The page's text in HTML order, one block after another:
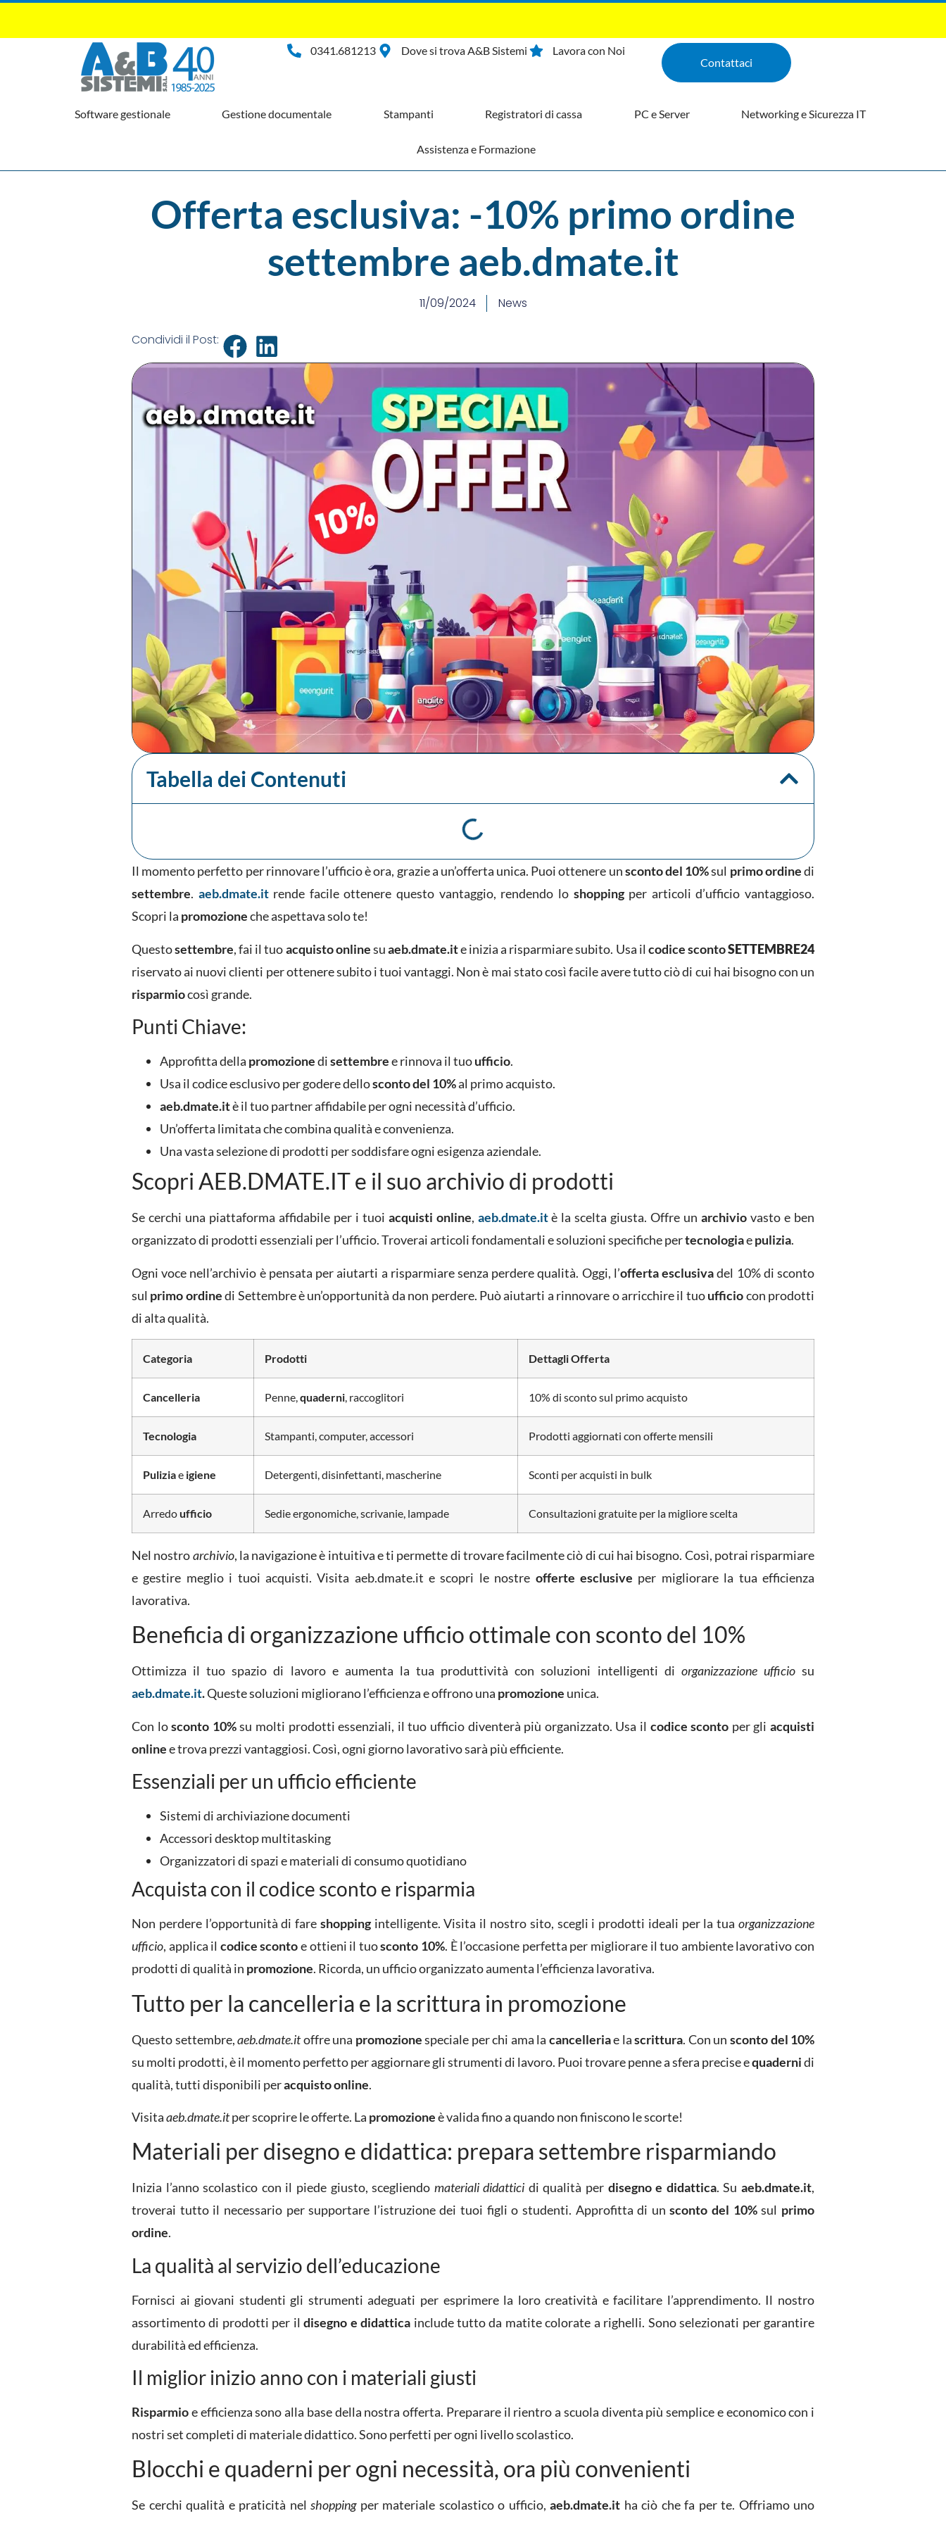
0341.681213 Dove si trova A&B Sistemi
Lavora con Noi
Contattaci
Software gestionale Gestione documentale Stampanti Registratori di cassa PC e Server Networking e Sicurezza IT
Assistenza e Formazione
Offerta esclusiva: -10% primo ordine
settembre aeb.dmate.it
11/09/2024 News
Condividi il Post:
Tabella dei Contenuti
Il momento perfetto per rinnovare l’ufficio è ora, grazie a un’offerta unica. Puoi ottenere unsconto del 10%sul primo ordinedi
settembre. aeb.dmate.itrende facile ottenere questo vantaggio, rendendo lo shoppingper articoli d’ufficio vantaggioso.
Scopri la promozioneche aspettava solo te!
Questosettembre, fai il tuoacquisto onlinesuaeb.dmate.ite inizia a risparmiare subito. Usa il codice scontoSETTEMBRE24
riservato ai nuovi clienti per ottenere subito i tuoi vantaggi. Non è mai stato così facile avere tutto ciò di cui hai bisogno con un
risparmiocosì grande.
Punti Chiave:
Approfitta della promozionedisettembree rinnova il tuoufficio.
Usa il codice esclusivo per godere dellosconto del 10%al primo acquisto.
aeb.dmate.itè il tuo partner affidabile per ogni necessità d’ufficio.
Un’offerta limitata che combina qualità e convenienza.
Una vasta selezione di prodotti per soddisfare ogni esigenza aziendale.
Scopri AEB.DMATE.IT e il suo archivio di prodotti
Se cerchi una piattaforma affidabile per i tuoi acquisti online, aeb.dmate.itè la scelta giusta. Offre unarchivio vasto e ben
organizzato di prodotti essenziali per l’ufficio. Troverai articoli fondamentali e soluzioni specifiche pertecnologiaepulizia.
Ogni voce nell’archivio è pensata per aiutarti a risparmiare senza perdere qualità. Oggi, l’offerta esclusivadel 10% di sconto
sul primo ordinedi Settembre è un’opportunità da non perdere. Può aiutarti a rinnovare o arricchire il tuoufficiocon prodotti
di alta qualità.
Categoria Prodotti Dettagli Offerta
Cancelleria Penne,quaderni, raccoglitori 10% di sconto sul primo acquisto
Tecnologia Stampanti, computer, accessori Prodotti aggiornati con offerte mensili
Puliziae igiene Detergenti, disinfettanti, mascherine Sconti per acquisti in bulk
Arredo ufficio Sedie ergonomiche, scrivanie, lampade Consultazioni gratuite per la migliore scelta
Nel nostroarchivio, la navigazione è intuitiva e ti permette di trovare facilmente ciò di cui hai bisogno. Così, potrai risparmiare
e gestire meglio i tuoi acquisti. Visita aeb.dmate.it e scopri le nostre offerte esclusive per migliorare la tua efficienza
lavorativa.
Beneficia di organizzazione ufficio ottimale con sconto del 10%
Ottimizza il tuo spazio di lavoro e aumenta la tua produttività con soluzioni intelligenti di organizzazione ufficiosu
aeb.dmate.it.Queste soluzioni migliorano l’efficienza e offrono una promozione unica.
Con losconto 10%su molti prodotti essenziali, il tuo ufficio diventerà più organizzato. Usa il codice sconto per gliacquisti
onlinee trova prezzi vantaggiosi. Così, ogni giorno lavorativo sarà più efficiente.
Essenziali per un ufficio efficiente
Sistemi di archiviazione documenti
Accessori desktop multitasking
Organizzatori di spazi e materiali di consumo quotidiano
Acquista con il codice sconto e risparmia
Non perdere l’opportunità di fare shoppingintelligente. Visita il nostro sito, scegli i prodotti ideali per la tuaorganizzazione
ufficio, applica il codice scontoe ottieni il tuosconto 10%. È l’occasione perfetta per migliorare il tuo ambiente lavorativo con
prodotti di qualità in promozione. Ricorda, un ufficio organizzato aumenta l’efficienza lavorativa.
Tutto per la cancelleria e la scrittura in promozione
Questo settembre,aeb.dmate.itoffre una promozionespeciale per chi ama la cancelleriae lascrittura. Con unsconto del 10%
su molti prodotti, è il momento perfetto per aggiornare gli strumenti di lavoro. Puoi trovare penne a sfera precise equadernidi
qualità, tutti disponibili peracquisto online.
Visitaaeb.dmate.itper scoprire le offerte. La promozioneè valida fino a quando non finiscono le scorte!
Materiali per disegno e didattica: prepara settembre risparmiando
Inizia l’anno scolastico con il piede giusto, scegliendo materiali didattici di qualità per disegno e didattica. Suaeb.dmate.it,
troverai tutto il necessario per supportare l’istruzione dei tuoi figli o studenti. Approfitta di unsconto del 10%sul primo
ordine.
La qualità al servizio dell’educazione
Fornisci ai giovani studenti gli strumenti adeguati per esprimere la loro creatività e facilitare l’apprendimento. Il nostro
assortimento di prodotti per ildisegno e didattica include tutto da matite colorate a righelli. Sono selezionati per garantire
durabilità ed efficienza.
Il miglior inizio anno con i materiali giusti
Risparmioe efficienza sono alla base della nostra offerta. Preparare il rientro a scuola diventa più semplice e economico con i
nostri set completi di materiale didattico. Sono perfetti per ogni livello scolastico.
Blocchi e quaderni per ogni necessità, ora più convenienti
Se cerchi qualità e praticità nel shoppingper materiale scolastico o ufficio, aeb.dmate.it ha ciò che fa per te. Offriamo uno